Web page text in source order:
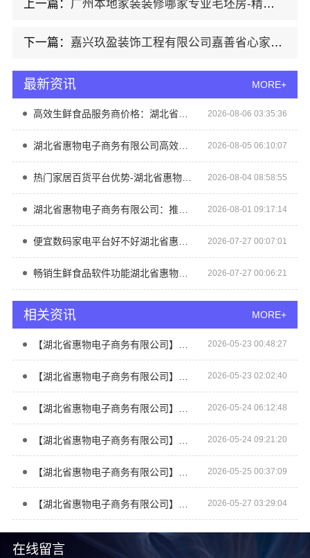
在线留言
上一篇： 广州本地家装装修哪家专业毛坯房-精匠饰家（广州）家居建材有限公司
下一篇： 嘉兴玖盈装饰工程有限公司嘉善省心家装服务团队拎包入住
最新资讯 MORE+
高效生鲜食品服务商价格：湖北省惠物电子商务有限公司 2026-08-06 03:35:36
湖北省惠物电子商务有限公司高效生鲜食品服务商价格揭秘 2026-08-05 06:10:07
热门家居百货平台优势-湖北省惠物电子商务有限公司 2026-08-04 08:58:55
湖北省惠物电子商务有限公司：推荐母婴用品厂家优缺点 2026-08-01 09:17:14
便宜数码家电平台好不好湖北省惠物电子商务有限公司 2026-07-27 00:07:01
畅销生鲜食品软件功能湖北省惠物电子商务有限公司 2026-07-27 00:06:21
相关资讯 MORE+
2026-05-23 00:48:27
2026-05-23 02:02:40
2026-05-24 06:12:48
2026-05-24 09:21:20
2026-05-25 00:37:09
2026-05-27 03:29:04